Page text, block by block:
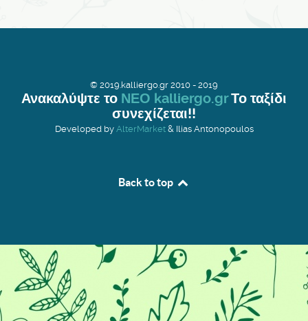
© 2019.kalliergo.gr 2010 - 2019
Ανακαλύψτε το ΝΕΟ kalliergo.grΤο ταξίδι
συνεχίζεται!!
Developed by AlterMarket& Ilias Antonopoulos
Back to top